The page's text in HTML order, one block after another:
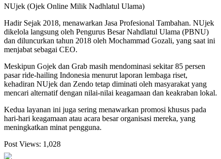
NUjek (Ojek Online Milik Nadhlatul Ulama)
Hadir Sejak 2018, menawarkan Jasa Profesional Tambahan. NUjek
dikelola langsung oleh Pengurus Besar Nahdlatul Ulama (PBNU)
dan diluncurkan tahun 2018 oleh Mochammad Gozali, yang saat ini
menjabat sebagai CEO.
Meskipun Gojek dan Grab masih mendominasi sekitar 85 persen
pasar ride-hailing Indonesia menurut laporan lembaga riset,
kehadiran NUjek dan Zendo tetap diminati oleh masyarakat yang
mencari alternatif dengan nilai-nilai keagamaan dan keakraban lokal.
Kedua layanan ini juga sering menawarkan promosi khusus pada
hari-hari keagamaan atau acara besar organisasi mereka, yang
meningkatkan minat pengguna.
Post Views: 1,028